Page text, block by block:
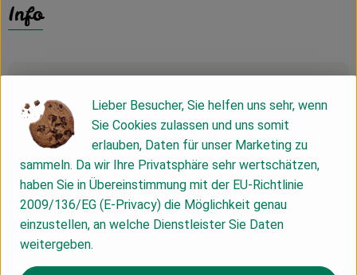
Info
Zutaten
Nährwert-Info
Produktdatenblatt
Lieber Besucher, Sie helfen uns sehr, wenn
Sie Cookies zulassen und uns somit
erlauben, Daten für unser Marketing zu
sammeln. Da wir Ihre Privatsphäre sehr wertschätzen,
haben Sie in Übereinstimmung mit der EU-Richtlinie
2009/136/EG (E-Privacy) die Möglichkeit genau
einzustellen, an welche Dienstleister Sie Daten
weitergeben.